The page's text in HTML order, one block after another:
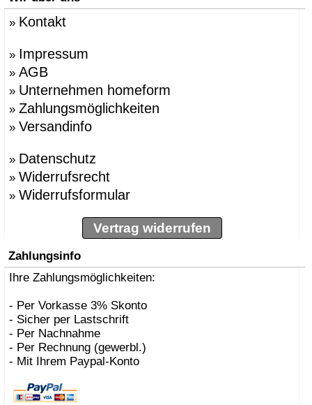
» Kontakt
» Impressum
» AGB
» Unternehmen homeform
» Zahlungsmöglichkeiten
» Versandinfo
» Datenschutz
» Widerrufsrecht
» Widerrufsformular
Vertrag widerrufen
Zahlungsinfo
Ihre Zahlungsmöglichkeiten:
- Per Vorkasse 3% Skonto
- Sicher per Lastschrift
- Per Nachnahme
- Per Rechnung (gewerbl.)
- Mit Ihrem Paypal-Konto